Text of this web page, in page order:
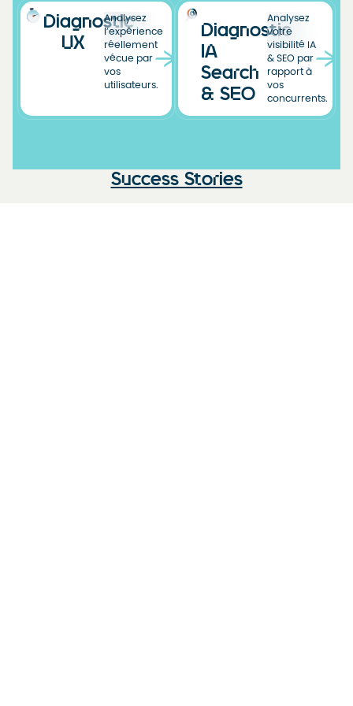
Diagnostic
UX
Analysez
l’expérience
réellement
vécue par
vos
utilisateurs.
Diagnostic
IA
Search
& SEO
Analysez
votre
visibilité IA
& SEO par
rapport à
vos
concurrents.
Success Stories